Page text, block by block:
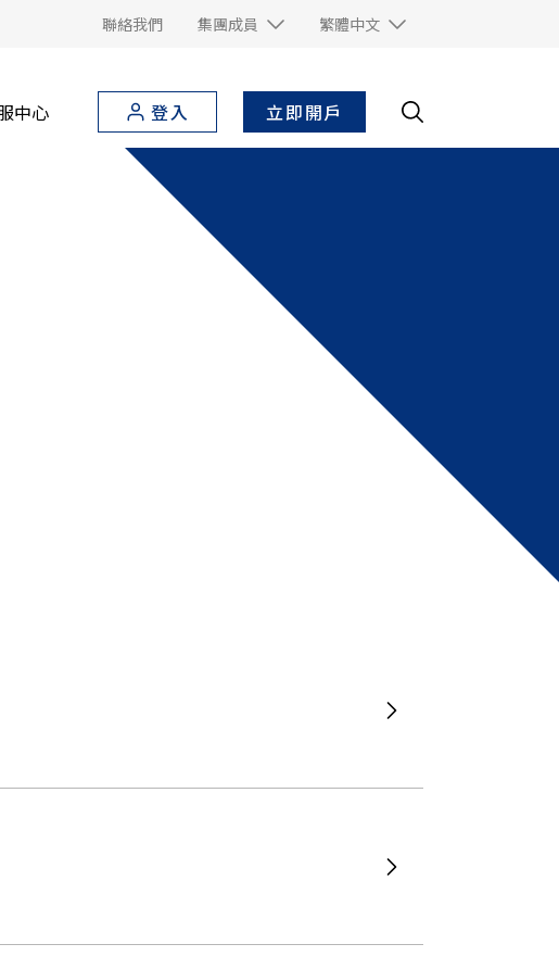
聯絡我們 集團成員 繁體中文
中心 登入 立即開戶